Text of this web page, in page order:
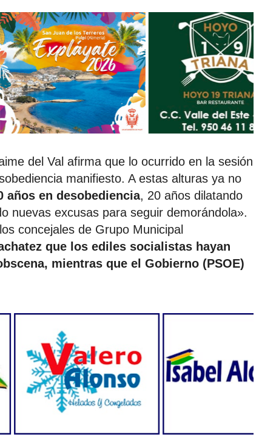
del Val afirma que lo ocurrido en la sesión
manifiesto. A estas alturas ya no
años en desobediencia, 20 años dilatando
nuevas excusas para seguir demorándola».
concejales de Grupo Municipal
que los ediles socialistas hayan
mientras que el Gobierno (PSOE)